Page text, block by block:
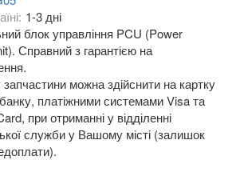
F31, F36
G21
1-3 дні
блок управління PCU (Power
Справний з гарантією на
можна здійснити на картку
платіжними системами Visa та
при отриманні у відділенні
служби у Вашому місті (залишок